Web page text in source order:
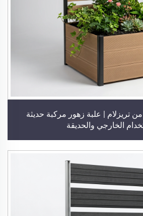
علبة أصص WPC من تريزلام | علبة زهور مركبة حديثة
الخارجي والحديقة